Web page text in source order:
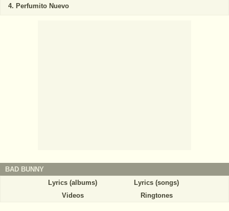
Perfumito Nuevo
BAD BUNNY
Lyrics (albums)
Lyrics (songs)
Videos
Ringtones